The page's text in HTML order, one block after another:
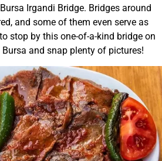
Irgandi Bridge. Bridges around
and some of them even serve as
stop by this one-of-a-kind bridge on
and snap plenty of pictures!